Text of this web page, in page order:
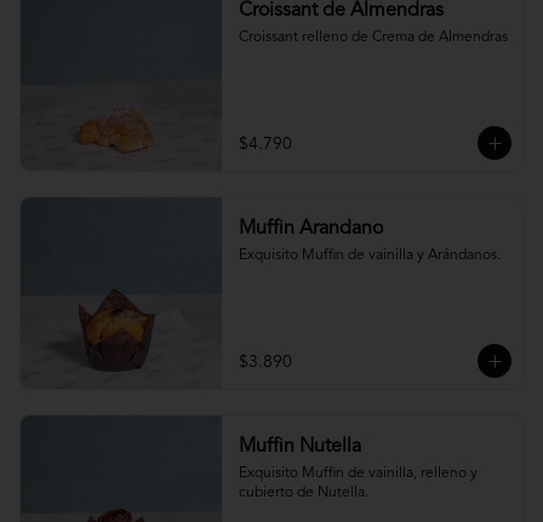
Croissant de Almendras
Croissant relleno de Crema de Almendras
$4.790
Muffin Arandano
Exquisito Muffin de vainilla y Arándanos.
$3.890
Muffin Nutella
Exquisito Muffin de vainilla, relleno y
cubierto de Nutella.